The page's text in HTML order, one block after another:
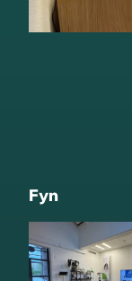
Fyn